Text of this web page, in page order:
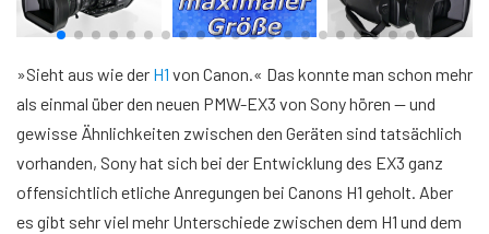
»Sieht aus wie der H1 von Canon.« Das konnte man schon mehr
als einmal über den neuen PMW-EX3 von Sony hören — und
gewisse Ähnlichkeiten zwischen den Geräten sind tatsächlich
vorhanden, Sony hat sich bei der Entwicklung des EX3 ganz
offensichtlich etliche Anregungen bei Canons H1 geholt. Aber
es gibt sehr viel mehr Unterschiede zwischen dem H1 und dem